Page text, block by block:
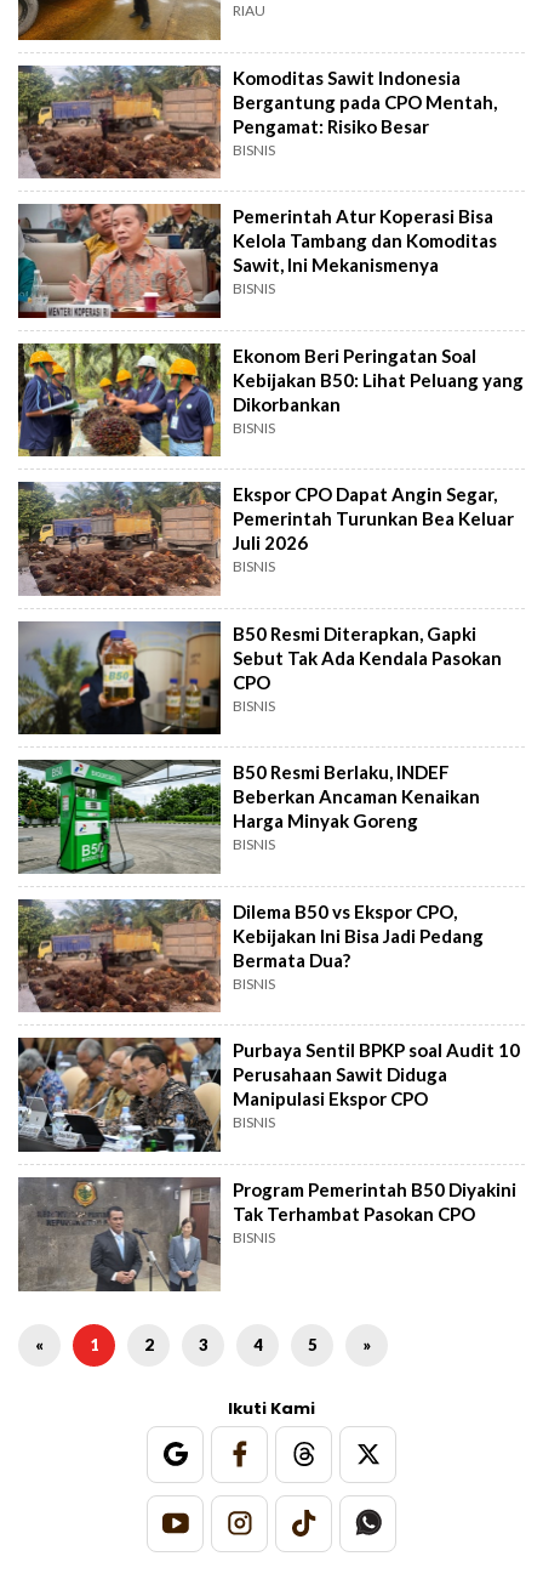
RIAU
Komoditas Sawit Indonesia
Bergantung pada CPO Mentah,
Pengamat: Risiko Besar
BISNIS
Pemerintah Atur Koperasi Bisa
Kelola Tambang dan Komoditas
Sawit, Ini Mekanismenya
BISNIS
Ekonom Beri Peringatan Soal
Kebijakan B50: Lihat Peluang yang
Dikorbankan
BISNIS
Ekspor CPO Dapat Angin Segar,
Pemerintah Turunkan Bea Keluar
Juli 2026
BISNIS
B50 Resmi Diterapkan, Gapki
Sebut Tak Ada Kendala Pasokan
CPO
BISNIS
B50 Resmi Berlaku, INDEF
Beberkan Ancaman Kenaikan
Harga Minyak Goreng
BISNIS
Dilema B50 vs Ekspor CPO,
Kebijakan Ini Bisa Jadi Pedang
Bermata Dua?
BISNIS
Purbaya Sentil BPKP soal Audit 10
Perusahaan Sawit Diduga
Manipulasi Ekspor CPO
BISNIS
Program Pemerintah B50 Diyakini
Tak Terhambat Pasokan CPO
BISNIS
« 1 2 3 4 5 »
Ikuti Kami